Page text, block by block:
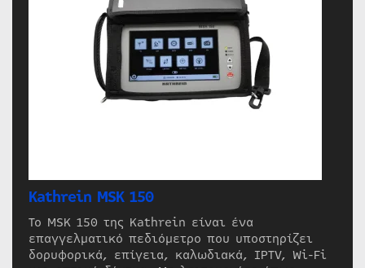
Kathrein MSK 150
Το MSK 150 της Kathrein είναι ένα
επαγγελματικό πεδιόμετρο που υποστηρίζει
δορυφορικά, επίγεια, καλωδιακά, IPTV, Wi-Fi